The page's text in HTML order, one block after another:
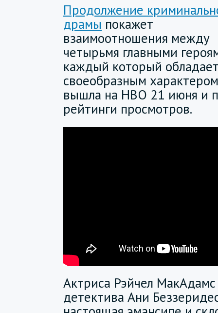
Продолжение
драмы покажет
взаимоотношения между
четырьмя главными
каждый который
своеобразным
вышла на HBO 21 июня и
рейтинги просмотров.
Актриса Рэйчел
детектива Ани